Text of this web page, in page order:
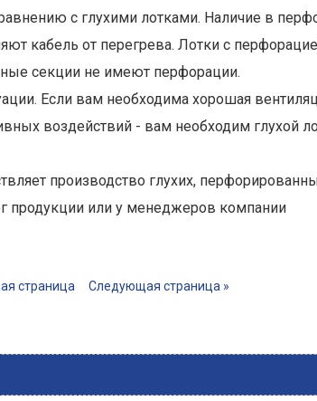
с глухими лотками. Наличие в
кабель от перегрева. Лотки с
секции не имеют перфорации.
Если вам необходима хорошая
воздействий - вам необходим глухой
производство глухих,
продукции или у менеджеров компании
страница Следующая страница »